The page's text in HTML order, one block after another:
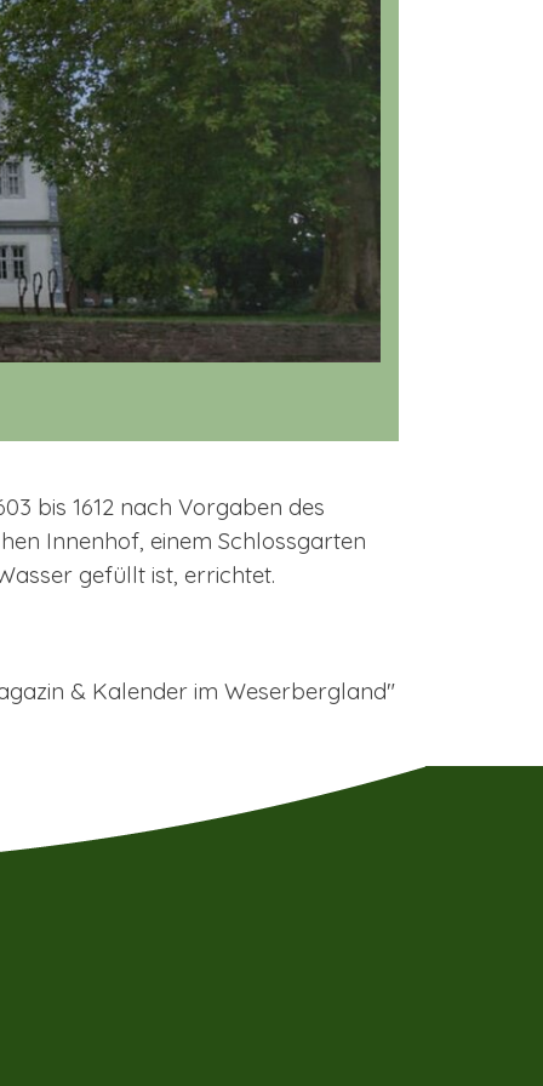
bis 1612 nach Vorgaben des
Innenhof, einem Schlossgarten
gefüllt ist, errichtet.
& Kalender im Weserbergland"